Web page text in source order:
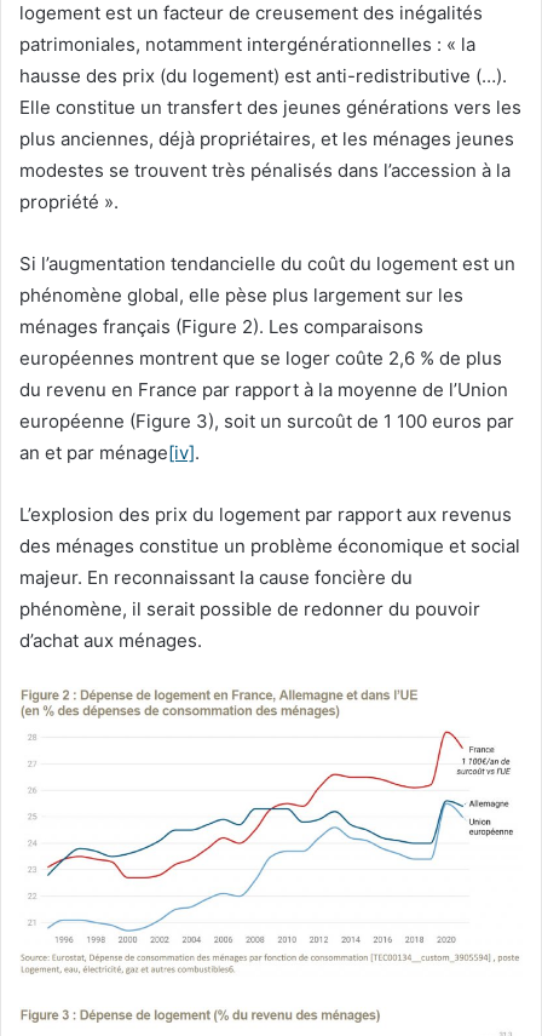
logement est un facteur de creusement des inégalités
patrimoniales, notamment intergénérationnelles : « la
hausse des prix (du logement) est anti-redistributive (…).
Elle constitue un transfert des jeunes générations vers les
plus anciennes, déjà propriétaires, et les ménages jeunes
modestes se trouvent très pénalisés dans l’accession à la
propriété ».
Si l’augmentation tendancielle du coût du logement est un
phénomène global, elle pèse plus largement sur les
ménages français (Figure 2). Les comparaisons
européennes montrent que se loger coûte 2,6 % de plus
du revenu en France par rapport à la moyenne de l’Union
européenne (Figure 3), soit un surcoût de 1 100 euros par
an et par ménage[iv].
L’explosion des prix du logement par rapport aux revenus
des ménages constitue un problème économique et social
majeur. En reconnaissant la cause foncière du
phénomène, il serait possible de redonner du pouvoir
d’achat aux ménages.